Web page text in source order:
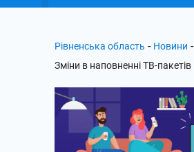
Рівненська область - Новини -
Зміни в наповненні ТВ-пакетів